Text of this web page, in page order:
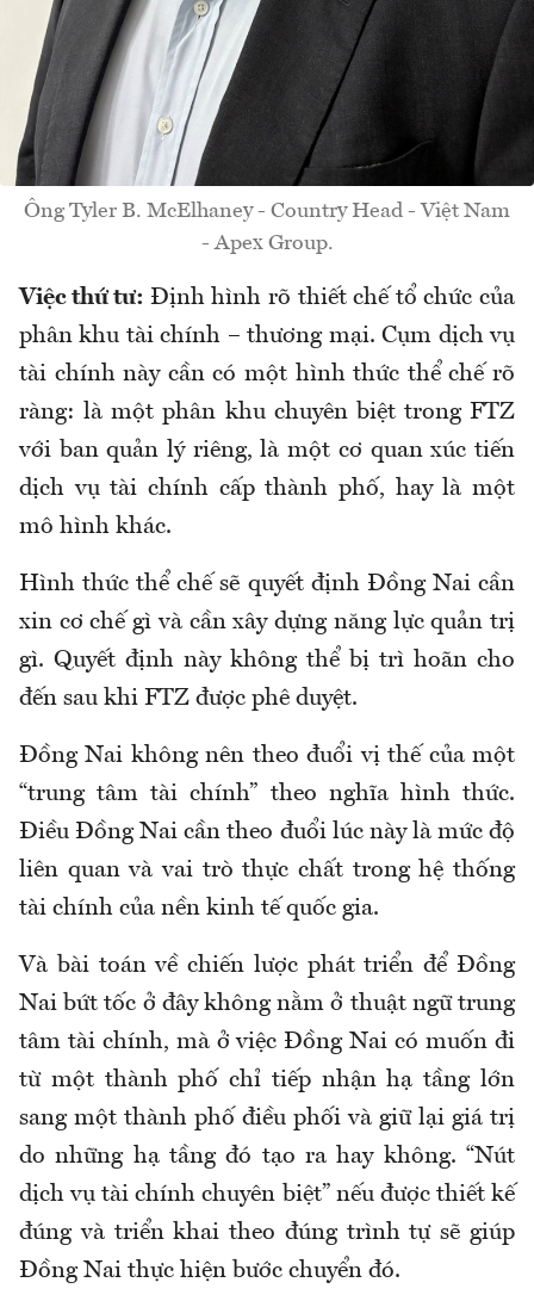
Ông Tyler B. McElhaney - Country Head - Việt Nam
- Apex Group.
Việc thứ tư: Định hình rõ thiết chế tổ chức của
phân khu tài chính – thương mại. Cụm dịch vụ
tài chính này cần có một hình thức thể chế rõ
ràng: là một phân khu chuyên biệt trong FTZ
với ban quản lý riêng, là một cơ quan xúc tiến
dịch vụ tài chính cấp thành phố, hay là một
mô hình khác.
Hình thức thể chế sẽ quyết định Đồng Nai cần
xin cơ chế gì và cần xây dựng năng lực quản trị
gì. Quyết định này không thể bị trì hoãn cho
đến sau khi FTZ được phê duyệt.
Đồng Nai không nên theo đuổi vị thế của một
“trung tâm tài chính” theo nghĩa hình thức.
Điều Đồng Nai cần theo đuổi lúcnày là mức độ
liên quan và vai trò thực chất trong hệ thống
tài chính của nền kinh tế quốc gia.
Và bài toánvề chiến lược phát triển để Đồng
Nai bứt tốc ở đây không nằm ở thuật ngữ trung
tâm tài chính, mà ở việc Đồng Nai có muốn đi
từ một thành phố chỉ tiếp nhận hạ tầng lớn
sang một thành phố điều phối và giữ lại giá trị
do những hạ tầng đó tạo ra hay không. “Nút
dịch vụ tài chính chuyên biệt”nếu được thiết kế
đúng và triển khai theo đúng trình tự sẽ giúp
Đồng Nai thực hiện bước chuyển đó.